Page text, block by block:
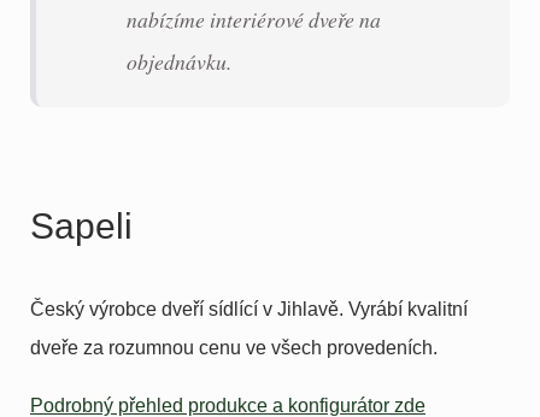
nabízíme interiérové dveře na
objednávku.
Sapeli
Český výrobce dveří sídlící v Jihlavě. Vyrábí kvalitní
dveře za rozumnou cenu ve všech provedeních.
Podrobný přehled produkce a konfigurátor zde